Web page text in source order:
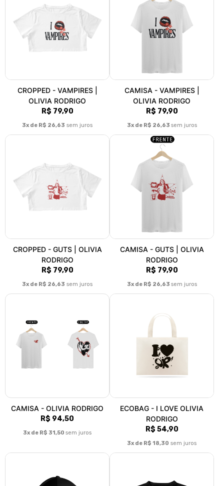
CROPPED - VAMPIRES |
OLIVIA RODRIGO
R$ 79,90
3x de R$ 26,63 sem juros
CAMISA - VAMPIRES |
OLIVIA RODRIGO
R$ 79,90
3x de R$ 26,63 sem juros
CROPPED - GUTS | OLIVIA
RODRIGO
R$ 79,90
3x de R$ 26,63 sem juros
CAMISA - GUTS | OLIVIA
RODRIGO
R$ 79,90
3x de R$ 26,63 sem juros
CAMISA - OLIVIA RODRIGO
R$ 94,50
3x de R$ 31,50 sem juros
ECOBAG - I LOVE OLIVIA
RODRIGO
R$ 54,90
3x de R$ 18,30 sem juros